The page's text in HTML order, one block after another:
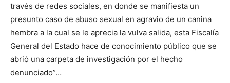
través de redes sociales, en donde se manifiesta un
presunto caso de abuso sexual en agravio de un canina
hembra a la cual se le aprecia la vulva salida, esta Fiscalía
General del Estado hace de conocimiento público que se
abrió una carpeta de investigación por el hecho
denunciado”…